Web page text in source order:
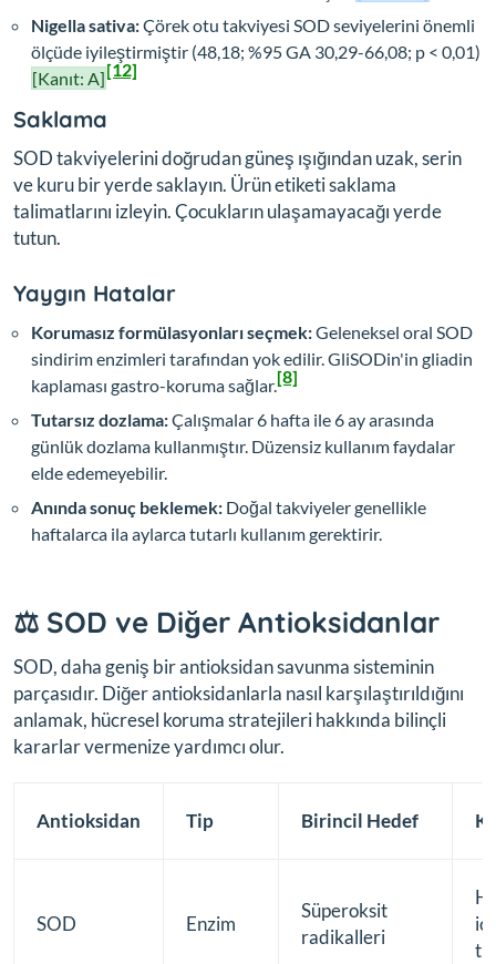
Nigella sativa:Çörek otu takviyesi SOD seviyelerini önemli
ölçüde iyileştirmiştir (48,18; %95 GA 30,29-66,08; p < 0,01)
[Kanıt: A][12]
Saklama
SOD takviyelerini doğrudan güneş ışığından uzak, serin
ve kuru bir yerde saklayın. Ürün etiketi saklama
talimatlarını izleyin. Çocukların ulaşamayacağı yerde
tutun.
Yaygın Hatalar
Korumasız formülasyonları seçmek:Geleneksel oral SOD
sindirim enzimleri tarafından yok edilir. GliSODin'in gliadin
kaplaması gastro-koruma sağlar.[8]
Tutarsız dozlama:Çalışmalar 6 hafta ile 6 ay arasında
günlük dozlama kullanmıştır. Düzensiz kullanım faydalar
elde edemeyebilir.
Anında sonuç beklemek: Doğal takviyeler genellikle
haftalarca ila aylarca tutarlı kullanım gerektirir.
⚖️ SOD ve Diğer Antioksidanlar
SOD, daha geniş bir antioksidan savunma sisteminin
parçasıdır. Diğer antioksidanlarla nasıl karşılaştırıldığını
anlamak, hücresel koruma stratejileri hakkında bilinçli
kararlar vermenize yardımcı olur.
Antioksidan Tip Birincil Hedef
SOD Enzim
Süperoksit
radikalleri